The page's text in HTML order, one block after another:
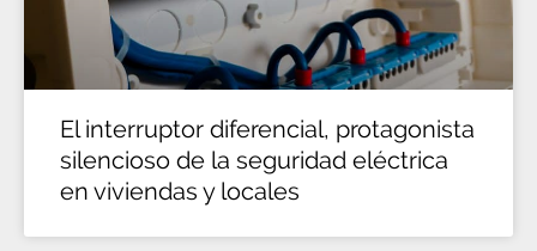
El interruptor diferencial, protagonista
silencioso de la seguridad eléctrica
en viviendas y locales